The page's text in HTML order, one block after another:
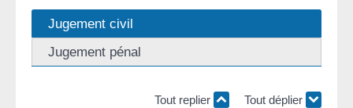
Jugement civil
Jugement pénal
Tout replier Tout déplier